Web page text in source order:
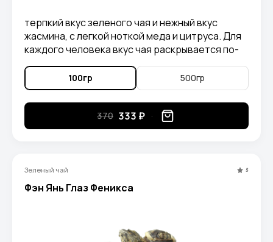
терпкий вкус зеленого чая и нежный вкус
жасмина, с легкой ноткой меда и цитруса. Для
каждого человека вкус чая раскрывается по-
своему, для кого-то он отдает инжиром, для
кого-то имбирем, а кто-то находит в нем вкус
корицы.
100гр 500гр
370 333 ₽
Зеленый чай 5
Фэн Янь Глаз Феникса